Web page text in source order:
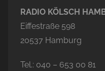
RADIO KÖLSCH
Eiffestraße 598
20537 Hamburg
Tel.: 040 – 653 00 81